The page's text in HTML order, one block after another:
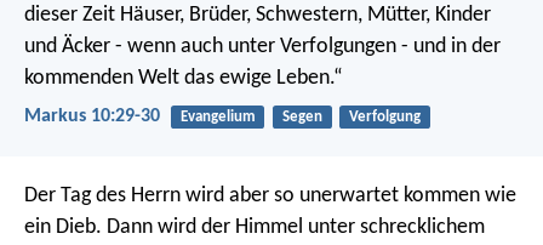
dieser Zeit Häuser, Brüder, Schwestern, Mütter, Kinder
und Äcker - wenn auch unter Verfolgungen - und in der
kommenden Welt das ewige Leben.“
Markus 10:29-30 Evangelium Segen Verfolgung
Der Tag des Herrn wird aber so unerwartet kommen wie
ein Dieb. Dann wird der Himmel unter schrecklichem